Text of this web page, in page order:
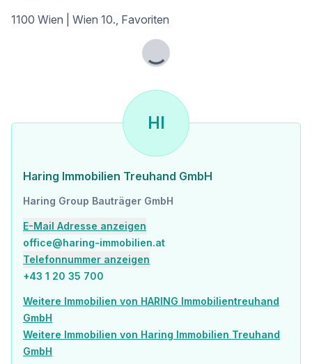
1100 Wien | Wien 10., Favoriten
Lade...
HI
Haring Immobilien Treuhand GmbH
Haring Group Bauträger GmbH
E-Mail Adresse anzeigen
office@haring-immobilien.at
Telefonnummer anzeigen
+43 1 20 35 700
Weitere Immobilien von HARING Immobilientreuhand
GmbH
Weitere Immobilien von Haring Immobilien Treuhand
GmbH